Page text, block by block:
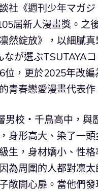
社《週刊少年マガジ
屆新人漫畫獎。之
然綻放》，以細膩真
が選ぶTSUTAYA
位，更於2025年改編
青春戀愛漫畫代表作
男校‧千鳥高中，與
身形高大、染了一頭
生，身材嬌小、性格
為周圍的人都對凜太
敞開心扉。當他們發